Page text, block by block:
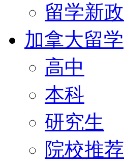
留学新政
加拿大留学
高中
本科
研究生
院校推荐